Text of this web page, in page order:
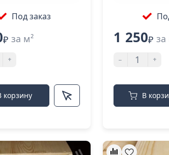
Под заказ
₽ за м²
+
корзину
1 250₽ за
- +
В